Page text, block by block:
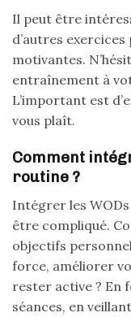
Il peut être
d’autres
motivantes.
entraînement à
L’important est
vous plaît.
Comment
routine ?
Intégrer les
être compliqué.
objectifs
force, améliorer
rester active ? En
séances, en